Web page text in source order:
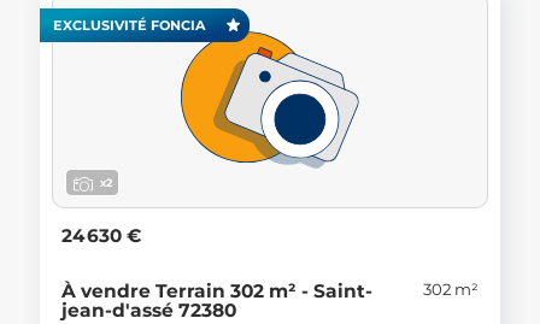
EXCLUSIVITÉ FONCIA
x2
24 630 €
À vendre Terrain 302 m² - Saint-
jean-d'assé 72380
302 m²